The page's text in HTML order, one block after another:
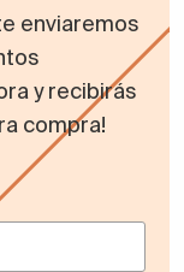
enviaremos
y recibirás
compra!